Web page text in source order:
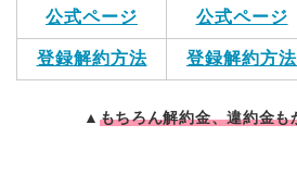
公式ページ 公式ページ
登録解約方法 登録解約方法
▲ もちろん解約金、違約金も